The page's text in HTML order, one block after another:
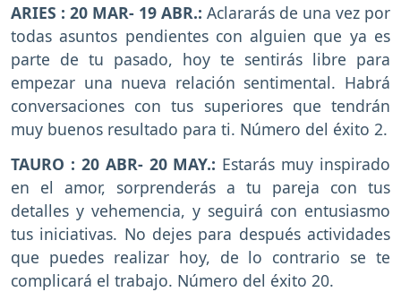
ARIES : 20 MAR- 19 ABR.: Aclararás de una vez por
todas asuntos pendientes con alguien que ya es
parte de tu pasado, hoy te sentirás libre para
empezar una nueva relación sentimental. Habrá
conversaciones con tus superiores que tendrán
muy buenos resultado para ti. Número del éxito 2.
TAURO : 20 ABR- 20 MAY.: Estarás muy inspirado
en el amor, sorprenderás a tu pareja con tus
detalles y vehemencia, y seguirá con entusiasmo
tus iniciativas. No dejes para después actividades
que puedes realizar hoy, de lo contrario se te
complicará el trabajo. Número del éxito 20.